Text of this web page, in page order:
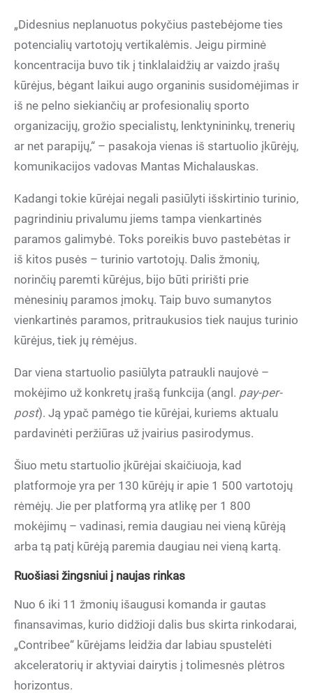
„Didesnius neplanuotus pokyčius pastebėjome ties
potencialių vartotojų vertikalėmis. Jeigu pirminė
koncentracija buvo tik į tinklalaidžių ar vaizdo įrašų
kūrėjus, bėgant laikui augo organinis susidomėjimas ir
iš ne pelno siekiančių ar profesionalių sporto
organizacijų, grožio specialistų, lenktynininkų, trenerių
ar net parapijų,“ – pasakoja vienas iš startuolio įkūrėjų,
komunikacijos vadovas Mantas Michalauskas.
Kadangi tokie kūrėjai negali pasiūlyti išskirtinio turinio,
pagrindiniu privalumu jiems tampa vienkartinės
paramos galimybė. Toks poreikis buvo pastebėtas ir
iš kitos pusės – turinio vartotojų. Dalis žmonių,
norinčių paremti kūrėjus, bijo būti pririšti prie
mėnesinių paramos įmokų. Taip buvo sumanytos
vienkartinės paramos, pritraukusios tiek naujus turinio
kūrėjus, tiek jų rėmėjus.
Dar viena startuolio pasiūlyta patraukli naujovė –
mokėjimo už konkretų įrašą funkcija (angl. pay-per-
post). Ją ypač pamėgo tie kūrėjai, kuriems aktualu
pardavinėti peržiūras už įvairius pasirodymus.
Šiuo metu startuolio įkūrėjai skaičiuoja, kad
platformoje yra per 130 kūrėjų ir apie 1 500 vartotojų
rėmėjų. Jie per platformą yra atlikę per 1 800
mokėjimų – vadinasi, remia daugiau nei vieną kūrėją
arba tą patį kūrėją paremia daugiau nei vieną kartą.
Ruošiasi žingsniui į naujas rinkas
Nuo 6 iki 11 žmonių išaugusi komanda ir gautas
finansavimas, kurio didžioji dalis bus skirta rinkodarai,
„Contribee“ kūrėjams leidžia dar labiau spustelėti
akceleratorių ir aktyviai dairytis į tolimesnės plėtros
horizontus.